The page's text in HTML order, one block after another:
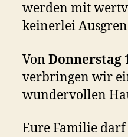
werden mit
keinerlei
Von Donnerstag
verbringen wir
wundervollen
Eure Familie darf